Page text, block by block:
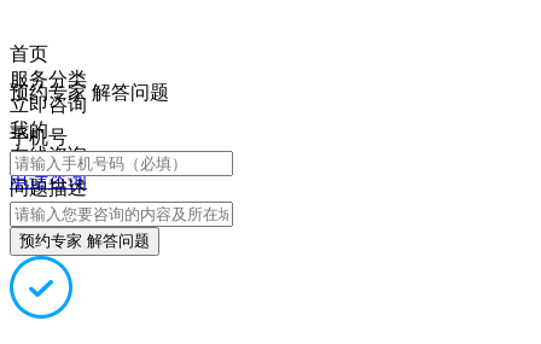
首页
服务分类
立即咨询
我的
在线咨询
电话咨询
预约专家 解答问题
手机号
问题描述
预约专家 解答问题